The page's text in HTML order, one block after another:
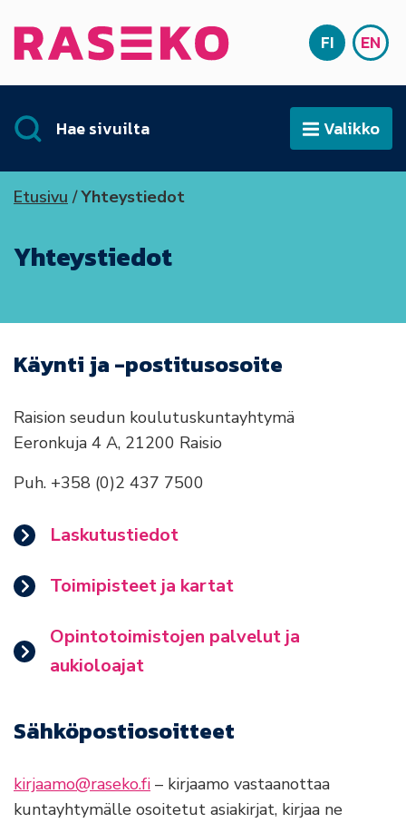
Etusivu SUOMI
FI EN
Hae sivuilta AvaaValikko
Etusivu Yhteystiedot
Yhteystiedot
Käynti ja -postitusosoite
Raision seudun koulutuskuntayhtymä
Eeronkuja 4 A, 21200 Raisio
Puh. +358 (0)2 437 7500
Laskutustiedot
Toimipisteet ja kartat
Opintotoimistojen palvelut ja
aukioloajat
Sähköpostiosoitteet
kirjaamo@raseko.fi – kirjaamo vastaanottaa
kuntayhtymälle osoitetut asiakirjat, kirjaa ne